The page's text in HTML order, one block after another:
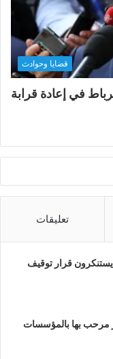
قضايا وحوادث
في إعادة قرابة
تعليقات
قرار توقيف
مرحب بها بالمؤسسات